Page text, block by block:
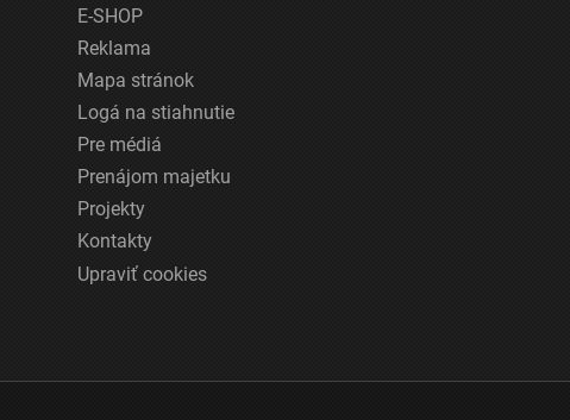
E-SHOP
Reklama
Mapa stránok
Logá na stiahnutie
Pre médiá
Prenájom majetku
Projekty
Kontakty
Upraviť cookies